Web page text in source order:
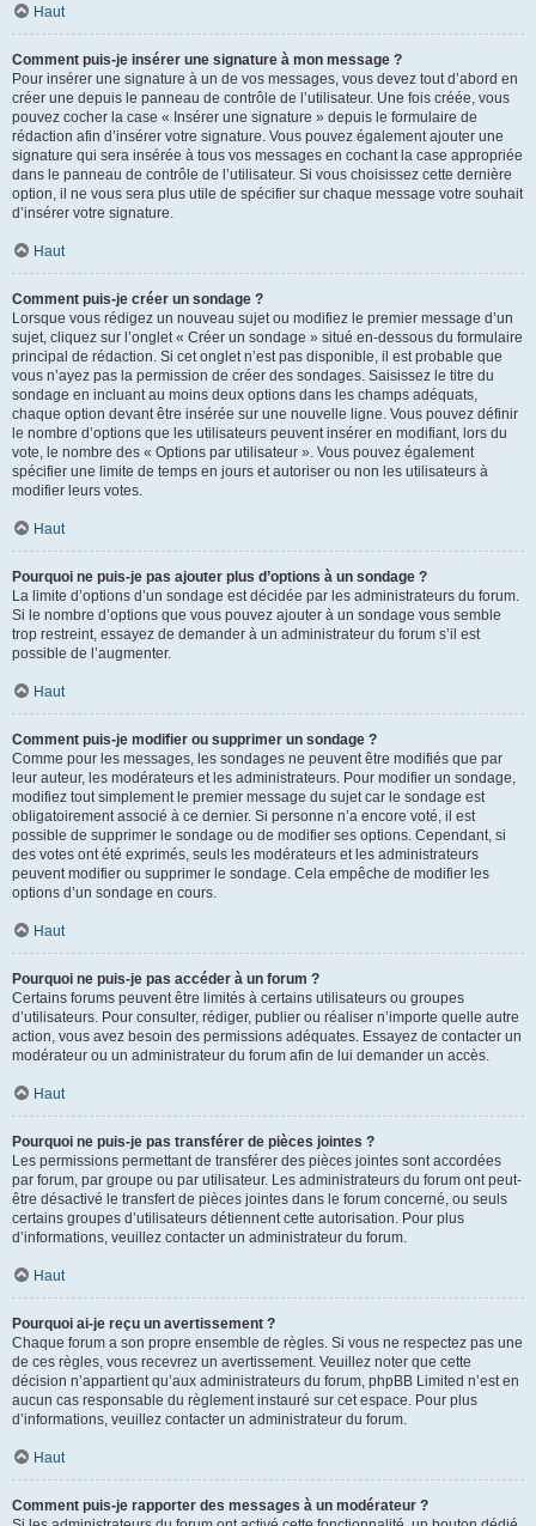
Haut
Comment puis-je insérer une signature à mon message ?
Pour insérer une signature à un de vos messages, vous devez tout d’abord en
créer une depuis le panneau de contrôle de l’utilisateur. Une fois créée, vous
pouvez cocher la case « Insérer une signature » depuis le formulaire de
rédaction afin d’insérer votre signature. Vous pouvez également ajouter une
signature qui sera insérée à tous vos messages en cochant la case appropriée
dans le panneau de contrôle de l’utilisateur. Si vous choisissez cette dernière
option, il ne vous sera plus utile de spécifier sur chaque message votre souhait
d’insérer votre signature.
Haut
Comment puis-je créer un sondage ?
Lorsque vous rédigez un nouveau sujet ou modifiez le premier message d’un
sujet, cliquez sur l’onglet « Créer un sondage » situé en-dessous du formulaire
principal de rédaction. Si cet onglet n’est pas disponible, il est probable que
vous n’ayez pas la permission de créer des sondages. Saisissez le titre du
sondage en incluant au moins deux options dans les champs adéquats,
chaque option devant être insérée sur une nouvelle ligne. Vous pouvez définir
le nombre d’options que les utilisateurs peuvent insérer en modifiant, lors du
vote, le nombre des « Options par utilisateur ». Vous pouvez également
spécifier une limite de temps en jours et autoriser ou non les utilisateurs à
modifier leurs votes.
Haut
Pourquoi ne puis-je pas ajouter plus d’options à un sondage ?
La limite d’options d’un sondage est décidée par les administrateurs du forum.
Si le nombre d’options que vous pouvez ajouter à un sondage vous semble
trop restreint, essayez de demander à un administrateur du forum s’il est
possible de l’augmenter.
Haut
Comment puis-je modifier ou supprimer un sondage ?
Comme pour les messages, les sondages ne peuvent être modifiés que par
leur auteur, les modérateurs et les administrateurs. Pour modifier un sondage,
modifiez tout simplement le premier message du sujet car le sondage est
obligatoirement associé à ce dernier. Si personne n’a encore voté, il est
possible de supprimer le sondage ou de modifier ses options. Cependant, si
des votes ont été exprimés, seuls les modérateurs et les administrateurs
peuvent modifier ou supprimer le sondage. Cela empêche de modifier les
options d’un sondage en cours.
Haut
Pourquoi ne puis-je pas accéder à un forum ?
Certains forums peuvent être limités à certains utilisateurs ou groupes
d’utilisateurs. Pour consulter, rédiger, publier ou réaliser n’importe quelle autre
action, vous avez besoin des permissions adéquates. Essayez de contacter un
modérateur ou un administrateur du forum afin de lui demander un accès.
Haut
Pourquoi ne puis-je pas transférer de pièces jointes ?
Les permissions permettant de transférer des pièces jointes sont accordées
par forum, par groupe ou par utilisateur. Les administrateurs du forum ont peut-
être désactivé le transfert de pièces jointes dans le forum concerné, ou seuls
certains groupes d’utilisateurs détiennent cette autorisation. Pour plus
d’informations, veuillez contacter un administrateur du forum.
Haut
Pourquoi ai-je reçu un avertissement ?
Chaque forum a son propre ensemble de règles. Si vous ne respectez pas une
de ces règles, vous recevrez un avertissement. Veuillez noter que cette
décision n’appartient qu’aux administrateurs du forum, phpBB Limited n’est en
aucun cas responsable du règlement instauré sur cet espace. Pour plus
d’informations, veuillez contacter un administrateur du forum.
Haut
Comment puis-je rapporter des messages à un modérateur ?